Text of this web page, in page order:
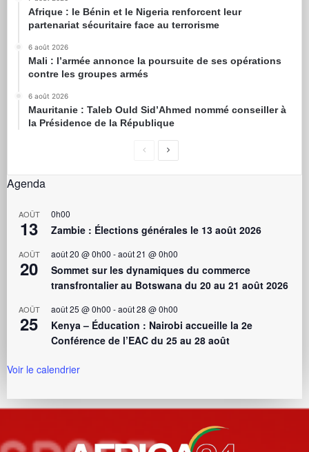
Afrique : le Bénin et le Nigeria renforcent leur
partenariat sécuritaire face au terrorisme
6 août 2026
Mali : l’armée annonce la poursuite de ses opérations
contre les groupes armés
6 août 2026
Mauritanie : Taleb Ould Sid’Ahmed nommé conseiller à
la Présidence de la République
Agenda
AOÛT
13
0h00
Zambie : Élections générales le 13 août 2026
AOÛT
20
août 20 @ 0h00 -août 21 @ 0h00
Sommet sur les dynamiques du commerce
transfrontalier au Botswana du 20 au 21 août 2026
AOÛT
25
août 25 @ 0h00 -août 28 @ 0h00
Kenya – Éducation : Nairobi accueille la 2e
Conférence de l’EAC du 25 au 28 août
Voir le calendrier